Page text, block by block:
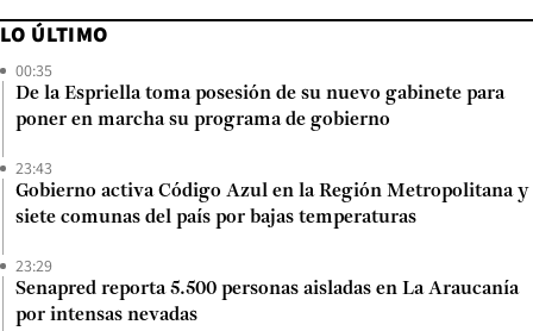
LO ÚLTIMO
00:35
De la Espriella toma posesión de su nuevo gabinete para
poner en marcha su programa de gobierno
23:43
Gobierno activa Código Azul en la Región Metropolitana y
siete comunas del país por bajas temperaturas
23:29
Senapred reporta 5.500 personas aisladas en La Araucanía
por intensas nevadas